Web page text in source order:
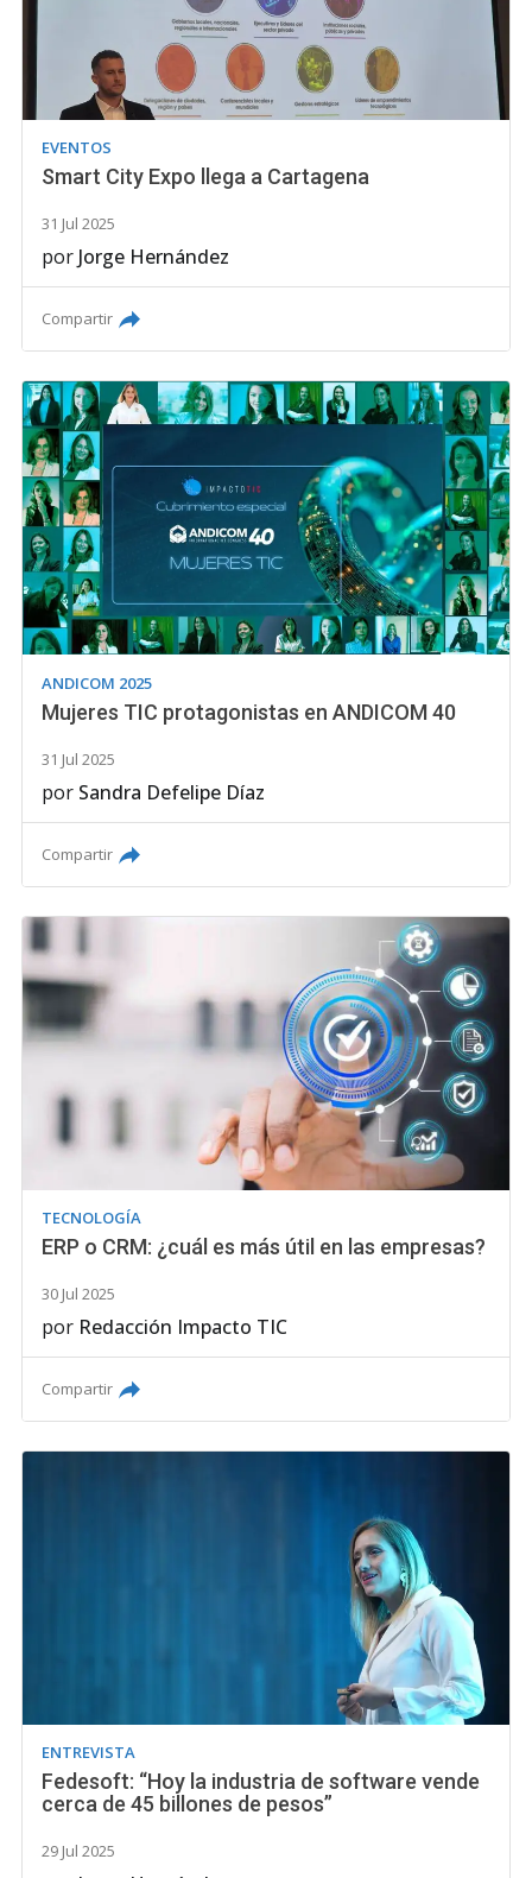
EVENTOS
Smart City Expo llega a Cartagena
31 Jul 2025
por Jorge Hernández
Compartir
ANDICOM 2025
Mujeres TIC protagonistas en ANDICOM 40
31 Jul 2025
por Sandra Defelipe Díaz
Compartir
TECNOLOGÍA
ERP o CRM: ¿cuál es más útil en las empresas?
30 Jul 2025
por Redacción Impacto TIC
Compartir
ENTREVISTA
Fedesoft: “Hoy la industria de software vende
cerca de 45 billones de pesos”
29 Jul 2025